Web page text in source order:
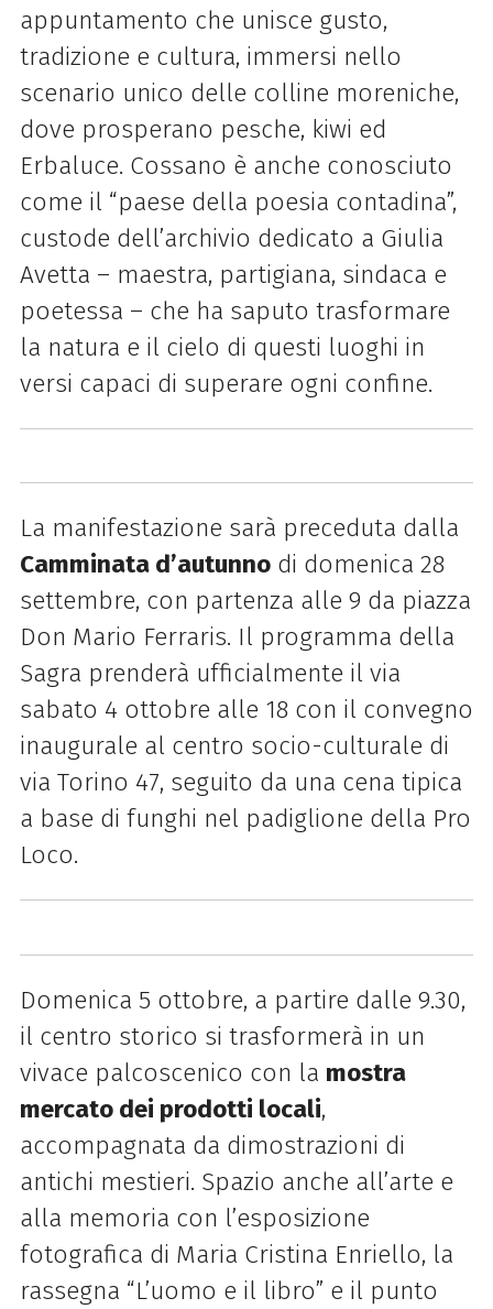
appuntamento che unisce gusto,
tradizione e cultura, immersi nello
scenario unico delle colline moreniche,
dove prosperano pesche, kiwi ed
Erbaluce. Cossano è anche conosciuto
come il “paese della poesia contadina”,
custode dell’archivio dedicato a Giulia
Avetta – maestra, partigiana, sindaca e
poetessa – che ha saputo trasformare
la natura e il cielo di questi luoghi in
versi capaci di superare ogni confine.
La manifestazione sarà preceduta dalla
Camminata d’autunnodi domenica 28
settembre, con partenza alle 9 da piazza
Don Mario Ferraris. Il programma della
Sagra prenderà ufficialmente il via
sabato 4 ottobre alle 18 con il convegno
inaugurale al centro socio-culturale di
via Torino 47, seguito da una cena tipica
a base di funghi nel padiglione della Pro
Loco.
Domenica 5 ottobre, a partire dalle 9.30,
il centro storico si trasformerà in un
vivace palcoscenico con la mostra
mercato dei prodotti locali,
accompagnata da dimostrazioni di
antichi mestieri. Spazio anche all’arte e
alla memoria con l’esposizione
fotografica di Maria Cristina Enriello, la
rassegna “L’uomo e il libro” e il punto